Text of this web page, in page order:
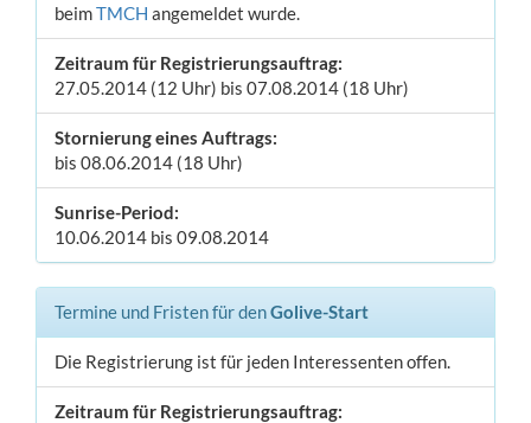
beimTMCH angemeldet wurde.
Zeitraum für Registrierungsauftrag:
27.05.2014 (12 Uhr) bis 07.08.2014 (18 Uhr)
Stornierung eines Auftrags:
bis 08.06.2014 (18 Uhr)
Sunrise-Period:
10.06.2014 bis 09.08.2014
Termine und Fristen für denGolive-Start
Die Registrierung ist für jeden Interessenten offen.
Zeitraum für Registrierungsauftrag: